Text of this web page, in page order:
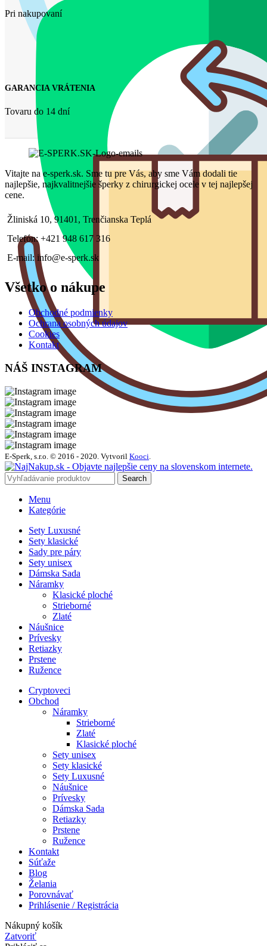
Pri nakupovaní
GARANCIA VRÁTENIA
Tovaru do 14 dní
Vitajte na e-sperk.sk. Sme tu pre Vás, aby sme Vám dodali tie
najlepšie, najkvalitnejšie šperky z chirurgickej ocele v tej najlepšej
cene.
Žliniská 10, 91401, Trenčianska Teplá
Telefón: +421 948 617 316
E-mail: info@e-sperk.sk
Všetko o nákupe
Obchodné podmienky
Ochrana osobných údajov
Cookies
Kontakt
NÁŠ INSTAGRAM
E-Sperk, s.r.o. © 2016 - 2020. Vytvoril Kooci
Search
Menu
Kategórie
Sety Luxusné
Sety klasické
Sady pre páry
Sety unisex
Dámska Sada
Náramky
Klasické ploché
Strieborné
Zlaté
Náušnice
Prívesky
Retiazky
Prstene
Ružence
Cryptoveci
Obchod
Náramky
Strieborné
Zlaté
Klasické ploché
Sety unisex
Sety klasické
Sety Luxusné
Náušnice
Prívesky
Dámska Sada
Retiazky
Prstene
Ružence
Kontakt
Súťaže
Blog
Želania
Porovnávať
Prihlásenie / Registrácia
Nákupný košík
Zatvoriť